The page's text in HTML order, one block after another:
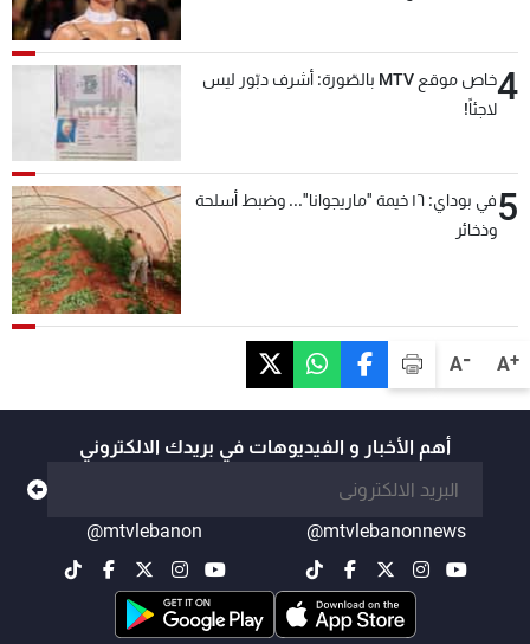
A+
A-
4
خاص موقع MTV بالصّورة: أشرف دبّور ليس
لاجئاً!
5
في بوداي: ١٦ خيمة "ماريجوانا"... وضبط أسلحة
وذخائر
أهم الأخبار و الفيديوهات في بريدك الالكتروني
@mtvlebanonnews
@mtvlebanon